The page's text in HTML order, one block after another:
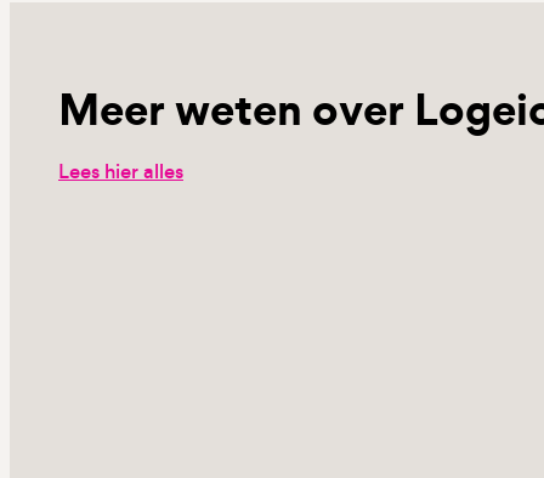
Meer weten over
Lees hier alles